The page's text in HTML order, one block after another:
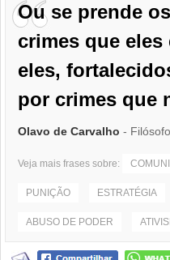
Ou se prende
crimes que eles
eles,
por crimes que
Olavo de Carvalho -
Veja mais frases sobre:
PUNIÇÃO ESTRATÉGIA
ABUSO DE PODER